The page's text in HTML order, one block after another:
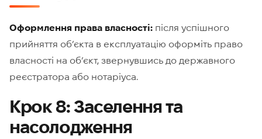
Оформлення права власності: після успішного
прийняття об’єкта в експлуатацію оформіть право
власності на об’єкт, звернувшись до державного
реєстратора або нотаріуса.
Крок 8: Заселення та
насолодження